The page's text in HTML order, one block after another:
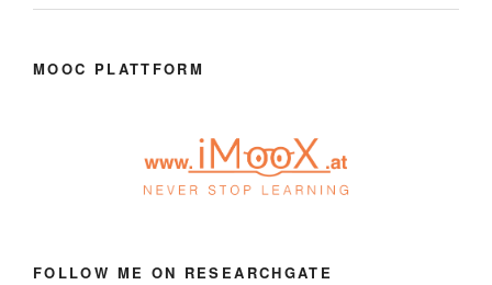
MOOC PLATTFORM
FOLLOW ME ON RESEARCHGATE